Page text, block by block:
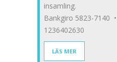
insamling.
Bankgiro 5823-7140
1236402630
LÄS MER